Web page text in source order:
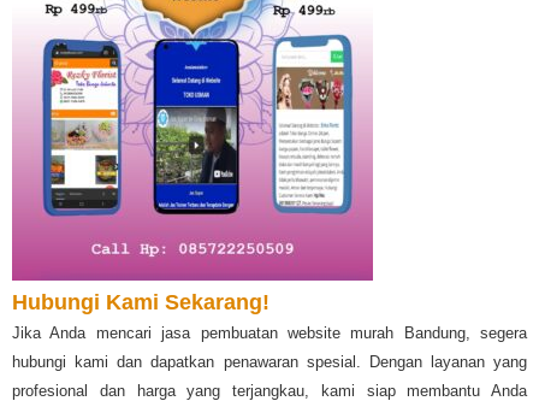
Hubungi Kami Sekarang!
Jika Anda mencari jasa pembuatan website murah Bandung, segera
hubungi kami dan dapatkan penawaran spesial. Dengan layanan yang
profesional dan harga yang terjangkau, kami siap membantu Anda